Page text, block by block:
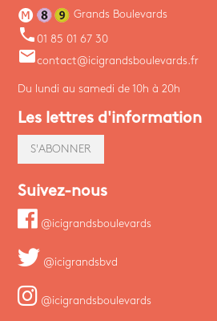
Grands Boulevards
phone 01 85 01 67 30
emailcontact@icigrandsboulevards.fr
Du lundi au samedi de 10h à 20h
Les lettres d'information
S'ABONNER
Suivez-nous
@icigrandsboulevards
@icigrandsbvd
@icigrandsboulevards